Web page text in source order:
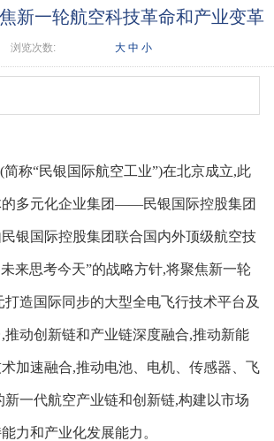
新一轮航空科技革命和产业变革
浏览次数: 大 中 小
简称“民银国际航空工业”)在北京成立,此
多元化企业集团——民银国际控股集团
银国际控股集团联合国内外顶级航空技
来思考今天”的战略方针,将聚焦新一轮
造国际同步的大型全电飞行技术平台及
动创新链和产业链深度融合,推动新能
加速融合,推动电池、电机、传感器、飞
一代航空产业链和创新链,构建以市场
力和产业化发展能力。